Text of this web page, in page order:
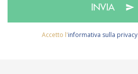
INVIA
Accetto l'informativa sulla privacy